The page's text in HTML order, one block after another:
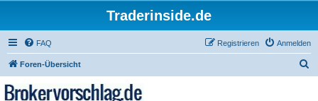
Traderinside.de
FAQ Anmelden
Registrieren
Foren-Übersicht